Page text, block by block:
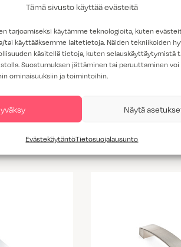
Tämä sivusto käyttää evästeitä
tarjoamiseksi käytämme teknologioita, kuten
tai käyttääksemme laitetietoja. Näiden tekniikoiden
käsitellä tietoja, kuten selauskäyttäytymistä
Suostumuksen jättäminen tai peruuttaminen voi
ominaisuuksiin ja toimintoihin.
Näytä
EvästekäytäntöTietosuojalausunto